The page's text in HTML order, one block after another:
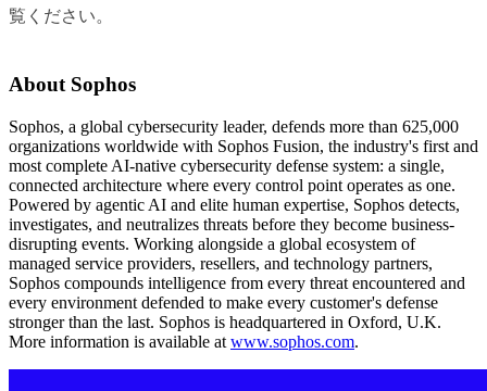
覧ください。
About Sophos
Sophos, a global cybersecurity leader, defends more than 625,000
organizations worldwide with Sophos Fusion, the industry's first and
most complete AI-native cybersecurity defense system: a single,
connected architecture where every control point operates as one.
Powered by agentic AI and elite human expertise, Sophos detects,
investigates, and neutralizes threats before they become business-
disrupting events. Working alongside a global ecosystem of
managed service providers, resellers, and technology partners,
Sophos compounds intelligence from every threat encountered and
every environment defended to make every customer's defense
stronger than the last. Sophos is headquartered in Oxford, U.K.
More information is available at www.sophos.com.